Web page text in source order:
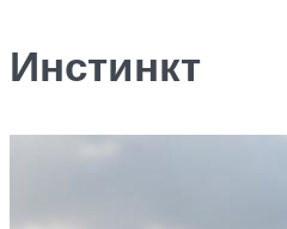
Инстинкт